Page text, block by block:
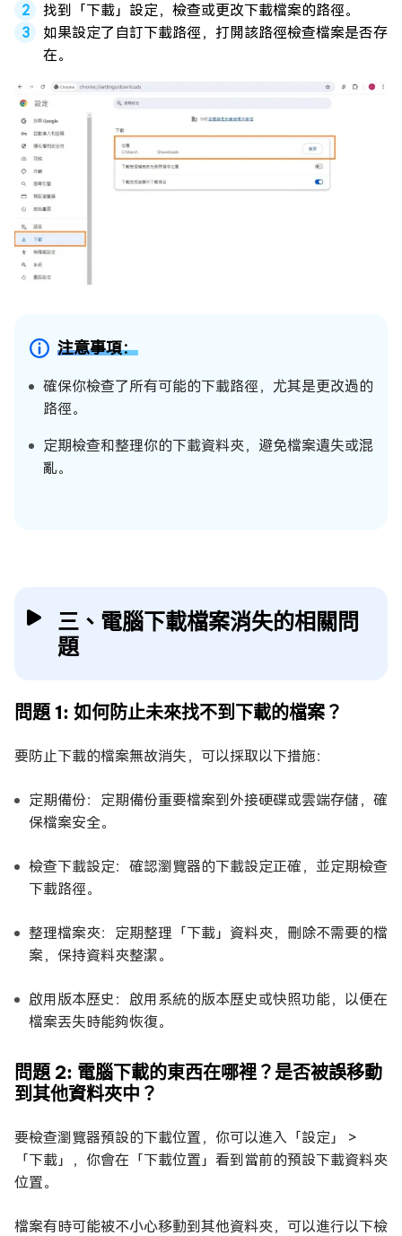
找到「下載」設定，檢查或更改下載檔案的路徑。
如果設定了自訂下載路徑，打開該路徑檢查檔案是否存
在。
注意事項：
確保你檢查了所有可能的下載路徑，尤其是更改過的
路徑。
定期檢查和整理你的下載資料夾，避免檔案遺失或混
亂。
三、電腦下載檔案消失的相關問
題
問題 1: 如何防止未來找不到下載的檔案？
要防止下載的檔案無故消失，可以採取以下措施：
定期備份：定期備份重要檔案到外接硬碟或雲端存儲，確
保檔案安全。
檢查下載設定：確認瀏覽器的下載設定正確，並定期檢查
下載路徑。
整理檔案夾：定期整理「下載」資料夾，刪除不需要的檔
案，保持資料夾整潔。
啟用版本歷史：啟用系統的版本歷史或快照功能，以便在
檔案丟失時能夠恢復。
問題 2: 電腦下載的東西在哪裡？是否被誤移動
到其他資料夾中？
要檢查瀏覽器預設的下載位置，你可以進入「設定」 >
「下載」，你會在「下載位置」看到當前的預設下載資料夾
位置。
檔案有時可能被不小心移動到其他資料夾，可以進行以下檢